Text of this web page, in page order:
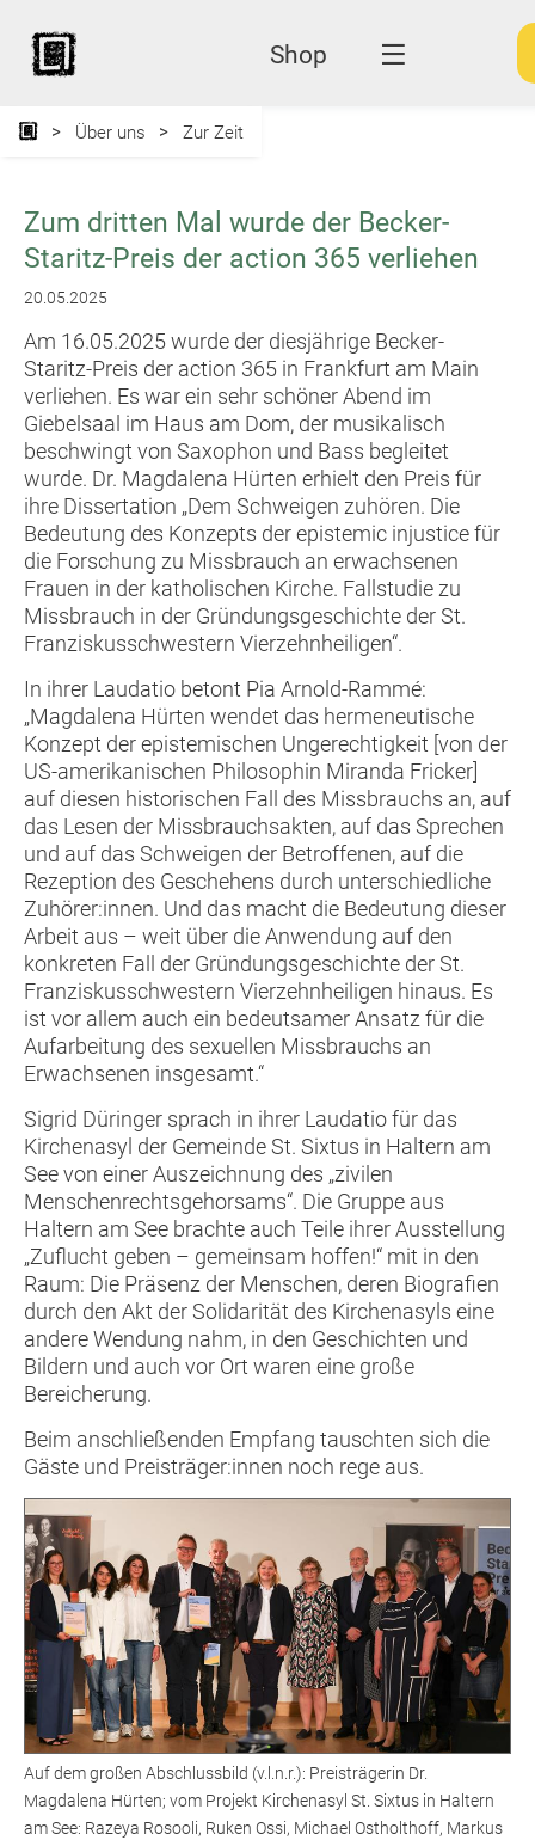
Shop
Über uns Zur Zeit
Zum dritten Mal wurde der Becker-
Staritz-Preis der action 365 verliehen
20.05.2025
Am 16.05.2025 wurde der diesjährige Becker-
Staritz-Preis der action 365 in Frankfurt am Main
verliehen. Es war ein sehr schöner Abend im
Giebelsaal im Haus am Dom, der musikalisch
beschwingt von Saxophon und Bass begleitet
wurde. Dr. Magdalena Hürten erhielt den Preis für
ihre Dissertation „Dem Schweigen zuhören. Die
Bedeutung des Konzepts der epistemic injustice für
die Forschung zu Missbrauch an erwachsenen
Frauen in der katholischen Kirche. Fallstudie zu
Missbrauch in der Gründungsgeschichte der St.
Franziskusschwestern Vierzehnheiligen“.
In ihrer Laudatio betont Pia Arnold-Rammé:
„Magdalena Hürten wendet das hermeneutische
Konzept der epistemischen Ungerechtigkeit [von der
US-amerikanischen Philosophin Miranda Fricker]
auf diesen historischen Fall des Missbrauchs an, auf
das Lesen der Missbrauchsakten, auf das Sprechen
und auf das Schweigen der Betroffenen, auf die
Rezeption des Geschehens durch unterschiedliche
Zuhörer:innen. Und das macht die Bedeutung dieser
Arbeit aus – weit über die Anwendung auf den
konkreten Fall der Gründungsgeschichte der St.
Franziskusschwestern Vierzehnheiligen hinaus. Es
ist vor allem auch ein bedeutsamer Ansatz für die
Aufarbeitung des sexuellen Missbrauchs an
Erwachsenen insgesamt.“
Sigrid Düringer sprach in ihrer Laudatio für das
Kirchenasyl der Gemeinde St. Sixtus in Haltern am
See von einer Auszeichnung des „zivilen
Menschenrechtsgehorsams“. Die Gruppe aus
Haltern am See brachte auch Teile ihrer Ausstellung
„Zuflucht geben – gemeinsam hoffen!“ mit in den
Raum: Die Präsenz der Menschen, deren Biografien
durch den Akt der Solidarität des Kirchenasyls eine
andere Wendung nahm, in den Geschichten und
Bildern und auch vor Ort waren eine große
Bereicherung.
Beim anschließenden Empfang tauschten sich die
Gäste und Preisträger:innen noch rege aus.
Auf dem großen Abschlussbild (v.l.n.r.): Preisträgerin Dr.
Magdalena Hürten; vom Projekt Kirchenasyl St. Sixtus in Haltern
am See: Razeya Rosooli, Ruken Ossi, Michael Ostholthoff, Markus